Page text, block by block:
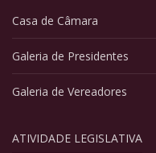
Casa de Câmara
Galeria de Presidentes
Galeria de Vereadores
ATIVIDADE LEGISLATIVA